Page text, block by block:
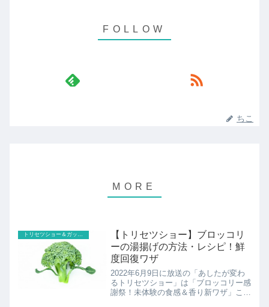
ちこ
トリセツショー＆ガッテン
【トリセツショー】ブロッコリ
ーの湯揚げの方法・レシピ！鮮
度回復ワザ
2022年6月9日に放送の「あしたが変わ
るトリセツショー」は「ブロッコリー感
謝祭！未体験の食感＆香り新ワザ」こち